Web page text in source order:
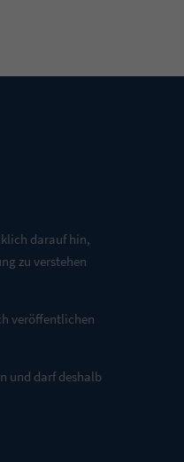
darauf hin,
zu verstehen
veröffentlichen
und darf deshalb